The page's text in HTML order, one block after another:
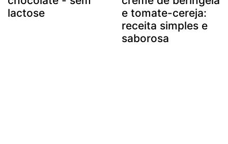
lactose
e tomate-cereja:
receita simples e
saborosa